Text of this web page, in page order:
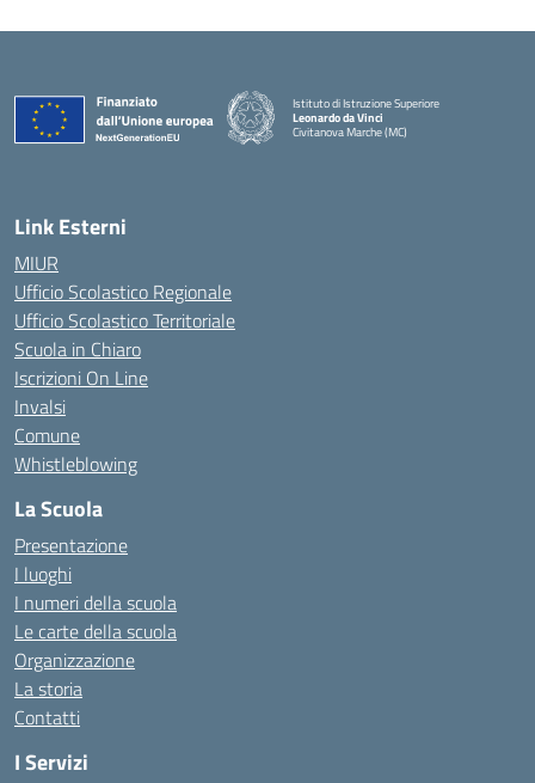
Istituto di Istruzione Superiore
Leonardo da Vinci
Civitanova Marche (MC)
Link Esterni
MIUR
Ufficio Scolastico Regionale
Ufficio Scolastico Territoriale
Scuola in Chiaro
Iscrizioni On Line
Invalsi
Comune
Whistleblowing
La Scuola
Presentazione
I luoghi
I numeri della scuola
Le carte della scuola
Organizzazione
La storia
Contatti
I Servizi